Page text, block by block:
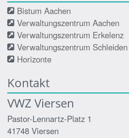
Bistum Aachen
Verwaltungszentrum Aachen
Verwaltungszentrum Erkelenz
Verwaltungszentrum Schleiden
Horizonte
Kontakt
VWZ Viersen
Pastor-Lennartz-Platz 1
41748 Viersen